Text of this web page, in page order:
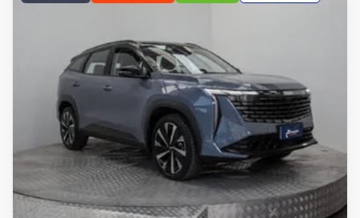
RESERVADO OPORTUNIDAD POCOS KM